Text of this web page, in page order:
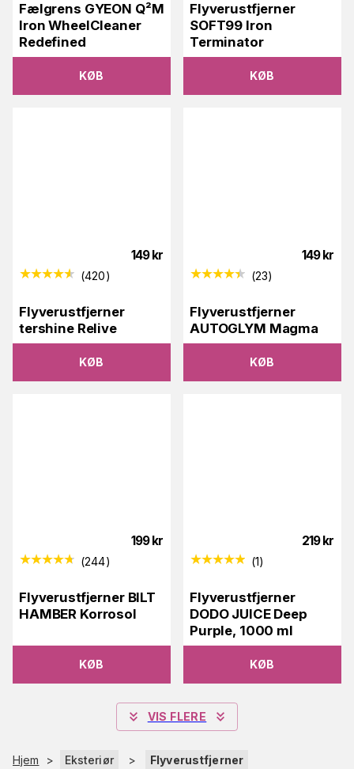
Fælgrens GYEON Q²M
Iron WheelCleaner
Redefined
KØB
Flyverustfjerner
SOFT99 Iron
Terminator
KØB
149 kr
(420)
Flyverustfjerner
tershine Relive
KØB
149 kr
(23)
Flyverustfjerner
AUTOGLYM Magma
KØB
199 kr
(244)
Flyverustfjerner BILT
HAMBER Korrosol
KØB
219 kr
(1)
Flyverustfjerner
DODO JUICE Deep
Purple, 1000 ml
KØB
VIS FLERE
Hjem > Eksteriør > Flyverustfjerner